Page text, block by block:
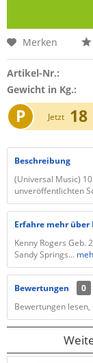
Merken
Artikel-Nr.:
Gewicht in Kg.:
P Jetzt 18
Beschreibung
(Universal Music)
unveröffentlichten
Erfahre mehr über
Kenny Rogers Geb.
Sandy Springs...
Bewertungen
0
Bewertungen